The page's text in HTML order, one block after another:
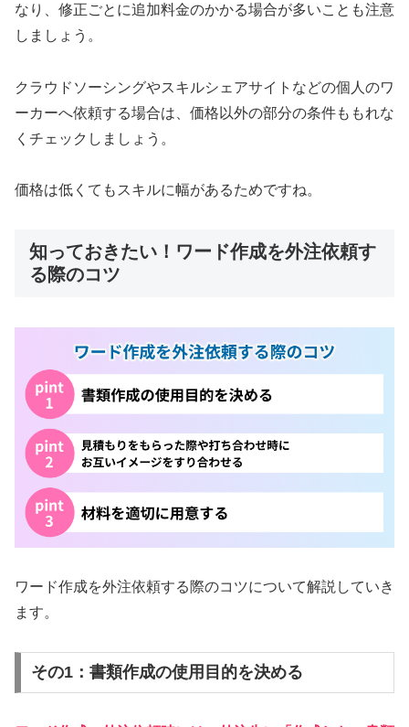
なり、修正ごとに追加料金のかかる場合が多いことも注意
しましょう。
クラウドソーシングやスキルシェアサイトなどの個人のワ
ーカーへ依頼する場合は、価格以外の部分の条件ももれな
くチェックしましょう。
価格は低くてもスキルに幅があるためですね。
知っておきたい！ワード作成を外注依頼す
る際のコツ
ワード作成を外注依頼する際のコツについて解説していき
ます。
その1：書類作成の使用目的を決める